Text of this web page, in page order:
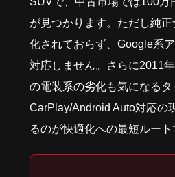
が見つかります。ただし純
化されておらず、Google系
対応しません。さらに2011
の電装系の劣化も気になるタ
CarPlay/Android Auto対応の
るのが快適化への最短ルート